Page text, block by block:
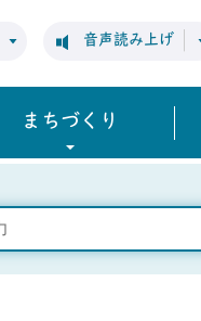
音声読み上げ
まちづくり